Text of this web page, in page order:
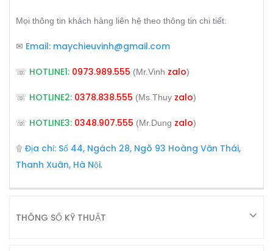
Mọi thông tin khách hàng liên hệ theo thông tin chi tiết:
✉ Email: maychieuvinh@gmail.com
☏ HOTLINE1: 0973.989.555 (Mr.Vinh zalo)
☏ HOTLINE2: 0378.838.555 (Ms.Thuy zalo)
☏ HOTLINE3: 0348.907.555 (Mr.Dung zalo)
۩ Địa chỉ: Số 44, Ngách 28, Ngõ 93 Hoàng Văn Thái,
Thanh Xuân, Hà Nội.
THÔNG SỐ KỸ THUẬT